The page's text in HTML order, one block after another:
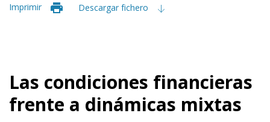
Imprimir Descargar fichero
Las condiciones financieras
frente a dinámicas mixtas